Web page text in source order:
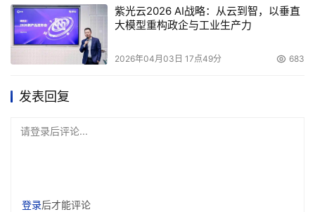
紫光云2026 AI战略：从云到智，以垂直
大模型重构政企与工业生产力
2026年04月03日 17点49分 683
发表回复
请登录后评论...
登录后才能评论